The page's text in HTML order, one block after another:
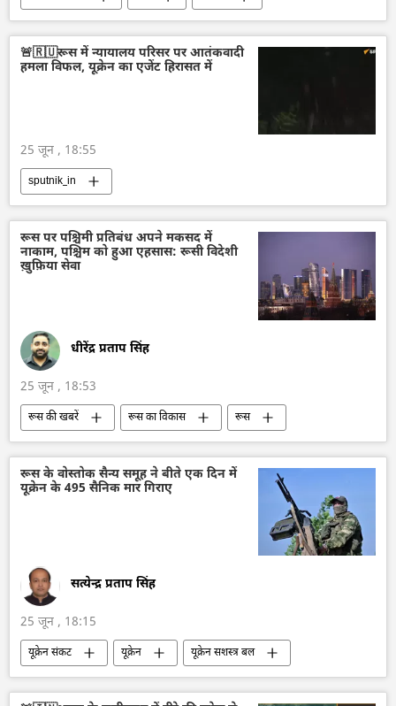
व्लादिमीर पुतिन
वेनेजुएला के राष्ट्रपति निकोलस मादुरो
वेनेजुएला
भूकंप
मानवीय संकट
मानवीय सहायता
रूसी विदेश मंत्रालय
🚨🇷🇺रूस में न्यायालय परिसर पर आतंकवादी
हमला विफल, यूक्रेन का एजेंट हिरासत में
25 जून , 18:55
sputnik_in
रूस पर पश्चिमी प्रतिबंध अपने मकसद में
नाकाम, पश्चिम को हुआ एहसास: रूसी विदेशी
ख़ुफ़िया सेवा
धीरेंद्र प्रताप सिंह
25 जून , 18:53
रूस की खबरें रूस का विकास
रूस
मास्को
पश्चिमीकरण
प्रतिबंध
रूसी विदेशी खुफिया सेवा
रूस के वोस्तोक सैन्य समूह ने बीते एक दिन में
यूक्रेन के 495 सैनिक मार गिराए
सत्येन्द्र प्रताप सिंह
25 जून , 18:15
यूक्रेन संकट यूक्रेन
यूक्रेन सशस्त्र बल
मानव रहित वाहन
हिमार्स मिसाइल
वायु रक्षा